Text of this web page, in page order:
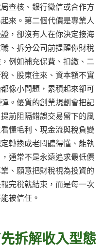
查核、銀行徵信或合作方
來。第二個代價是專業人
，卻沒有人在你決定接海
、拆分公司前提醒你財稅
例如補充保費、扣繳、二
、股東往來、資本額不實
像小問題，累積起來卻可
。優質的創業規劃會把記
前阻隔錯誤交易留下的風
懂毛利、現金流與稅負變
轉換成老闆聽得懂、能執
通常不是永遠追求最低價
、願意把財稅視為投資的
完稅就結束，而是每一次
被信任。
拆解收入型態